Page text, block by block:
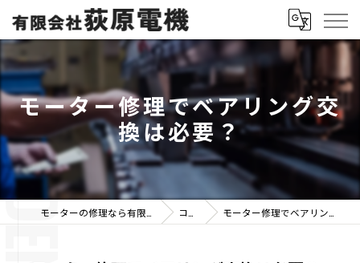
モーター修理でベアリング交
換は必要？
コラム モーター修理でベアリング交換は必要？